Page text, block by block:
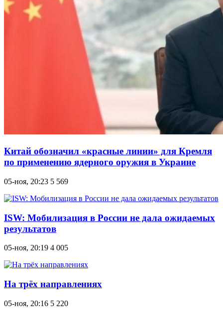
Китай обозначил «красные линии» для Кремля
по применению ядерного оружия в Украине
05-ноя, 20:23 5 569
ISW: Мобилизация в России не дала ожидаемых
результатов
05-ноя, 20:19 4 005
На трёх направлениях
05-ноя, 20:16 5 220